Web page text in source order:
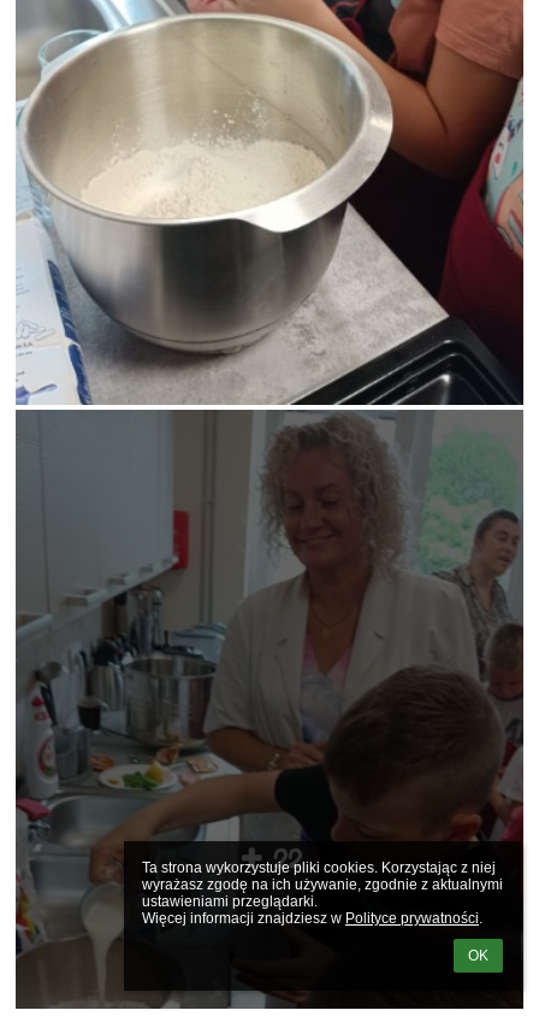
Ta strona wykorzystuje pliki cookies. Korzystając z niej
wyrażasz zgodę na ich używanie, zgodnie z aktualnymi
ustawieniami przeglądarki.
Więcej informacji znajdziesz w Polityce prywatności.
OK
22